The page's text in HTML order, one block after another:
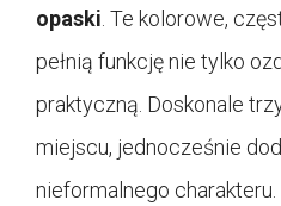
opaski . Te kolorowe,
pełnią funkcję nie tylko
praktyczną. Doskonale
miejscu, jednocześnie
nieformalnego charakteru.